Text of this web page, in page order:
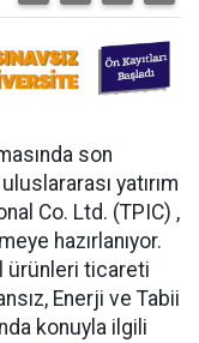
son
yatırım
Co. Ltd. (TPIC) ,
hazırlanıyor.
ürünleri ticareti
Enerji ve Tabii
konuyla ilgili